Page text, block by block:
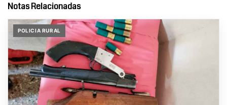
Notas Relacionadas
POLICIA RURAL